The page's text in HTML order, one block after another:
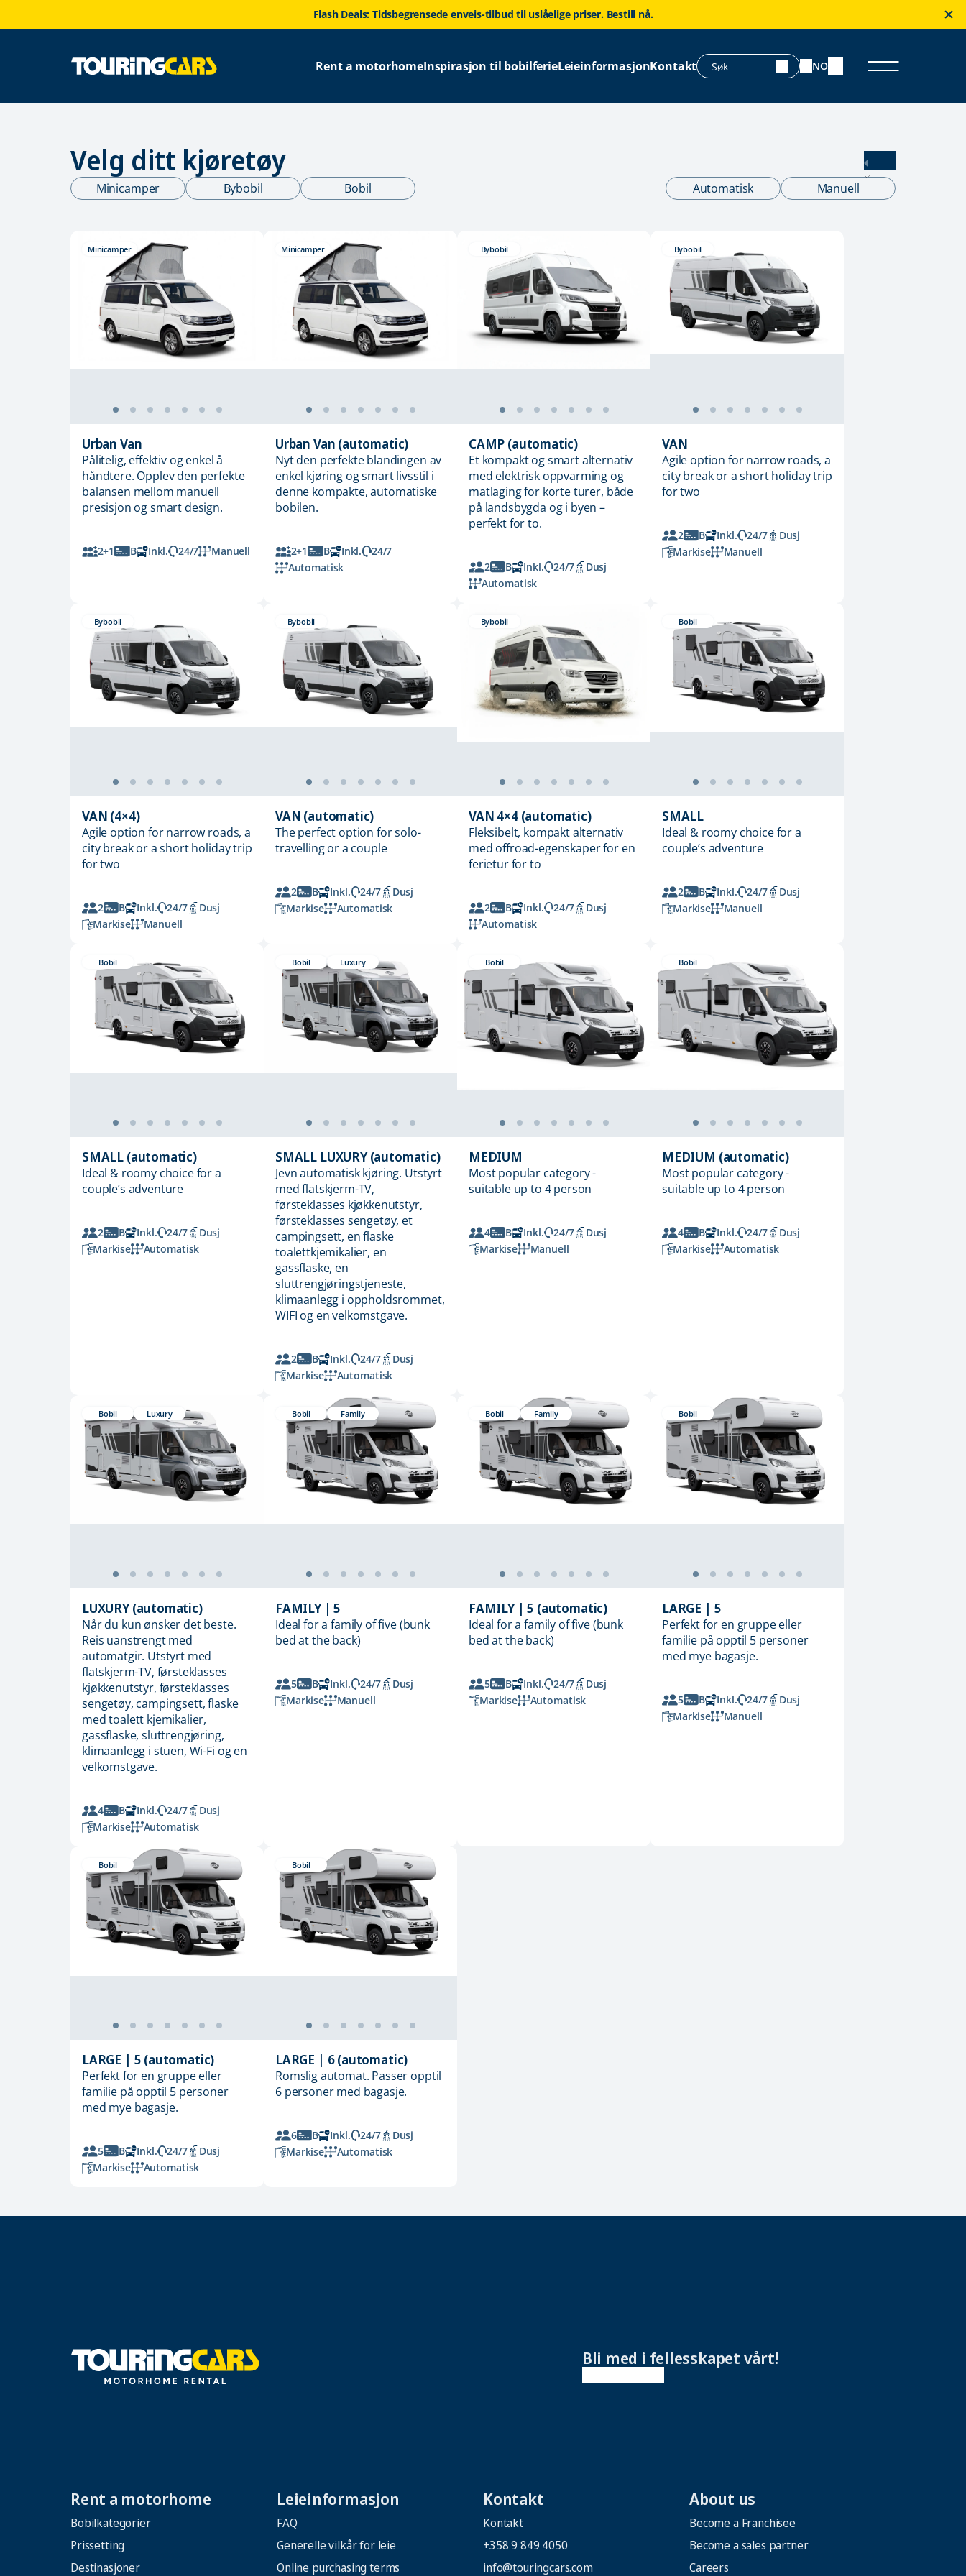
Flash Deals: Tidsbegrensede enveis-tilbud til uslåelige priser. Bestill nå.
Rent a motorhomeInspirasjon til bobilferieLeieinformasjonKontakt NO
Velg ditt kjøretøy
Minicamper Bybobil Bobil Automatisk Manuell
Minicamper
Urban Van
Pålitelig, effektiv og enkel å
håndtere. Opplev den perfekte
balansen mellom manuell
presisjon og smart design.
2+1 B Inkl. 24/7 Manuell
Minicamper
Urban Van (automatic)
Nyt den perfekte blandingen av
enkel kjøring og smart livsstil i
denne kompakte, automatiske
bobilen.
2+1 B Inkl.
24/7
Automatisk
Bybobil
CAMP (automatic)
Et kompakt og smart alternativ
med elektrisk oppvarming og
matlaging for korte turer, både
på landsbygda og i byen –
perfekt for to.
2 B Inkl. 24/7
Dusj
Automatisk
Bybobil
VAN
Agile option for narrow roads, a
city break or a short holiday trip
for two
2 B Inkl. 24/7
Dusj
Markise
Manuell
Bybobil
VAN (4×4)
Agile option for narrow roads, a
city break or a short holiday trip
for two
2 B Inkl. 24/7
Dusj
Markise
Manuell
Bybobil
VAN (automatic)
The perfect option for solo-
travelling or a couple
2 B Inkl. 24/7
Dusj
Markise
Automatisk
Bybobil
VAN 4×4 (automatic)
Fleksibelt, kompakt alternativ
med offroad-egenskaper for en
ferietur for to
2 B Inkl. 24/7
Dusj
Automatisk
Bobil
SMALL
Ideal & roomy choice for a
couple’s adventure
2 B Inkl. 24/7
Dusj
Markise
Manuell
Bobil
SMALL (automatic)
Ideal & roomy choice for a
couple’s adventure
2 B Inkl. 24/7
Dusj
Markise
Automatisk
Bobil Luxury
SMALL LUXURY (automatic)
Jevn automatisk kjøring. Utstyrt
med flatskjerm-TV,
førsteklasses kjøkkenutstyr,
førsteklasses sengetøy, et
campingsett, en flaske
toalettkjemikalier, en
gassflaske, en
sluttrengjøringstjeneste,
klimaanlegg i oppholdsrommet,
WIFI og en velkomstgave.
2 B Inkl. 24/7
Dusj
Markise
Automatisk
Bobil
MEDIUM
Most popular category -
suitable up to 4 person
4 B Inkl. 24/7
Dusj
Markise
Manuell
Bobil
MEDIUM (automatic)
Most popular category -
suitable up to 4 person
4 B Inkl. 24/7
Dusj
Markise
Automatisk
Bobil Luxury
LUXURY (automatic)
Når du kun ønsker det beste.
Reis uanstrengt med
automatgir. Utstyrt med
flatskjerm-TV, førsteklasses
kjøkkenutstyr, førsteklasses
sengetøy, campingsett, flaske
med toalett kjemikalier,
gassflaske, sluttrengjøring,
klimaanlegg i stuen, Wi-Fi og en
velkomstgave.
4 B Inkl. 24/7
Dusj
Markise
Automatisk
Bobil Family
FAMILY | 5
Ideal for a family of five (bunk
bed at the back)
5 B Inkl. 24/7
Dusj
Markise
Manuell
Bobil Family
FAMILY | 5 (automatic)
Ideal for a family of five (bunk
bed at the back)
5 B Inkl. 24/7
Dusj
Markise
Automatisk
Bobil
LARGE | 5
Perfekt for en gruppe eller
familie på opptil 5 personer
med mye bagasje.
5 B Inkl. 24/7
Dusj
Markise
Manuell
Bobil
LARGE | 5 (automatic)
Perfekt for en gruppe eller
familie på opptil 5 personer
med mye bagasje.
5 B Inkl. 24/7
Dusj
Markise
Automatisk
Bobil
LARGE | 6 (automatic)
Romslig automat. Passer opptil
6 personer med bagasje.
6 B Inkl. 24/7
Dusj
Markise
Automatisk
Bli med i fellesskapet vårt!
Rent a motorhome
Bobilkategorier
Prissetting
Destinasjoner
Leieinformasjon
FAQ
Generelle vilkår for leie
Online purchasing terms
Kontakt
Kontakt
+358 9 849 4050
info@touringcars.com
About us
Become a Franchisee
Become a sales partner
Careers